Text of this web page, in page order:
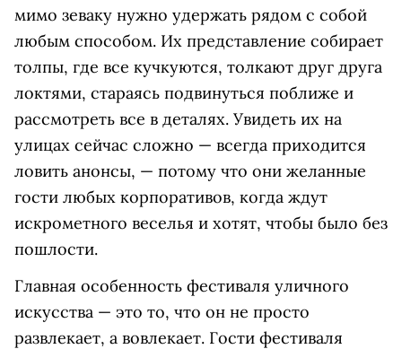
мимо зеваку нужно удержать рядом с собой
любым способом. Их представление собирает
толпы, где все кучкуются, толкают друг друга
локтями, стараясь подвинуться поближе и
рассмотреть все в деталях. Увидеть их на
улицах сейчас сложно — всегда приходится
ловить анонсы, — потому что они желанные
гости любых корпоративов, когда ждут
искрометного веселья и хотят, чтобы было без
пошлости.
Главная особенность фестиваля уличного
искусства — это то, что он не просто
развлекает, а вовлекает. Гости фестиваля